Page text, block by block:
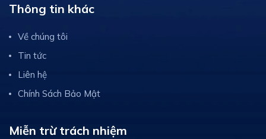
Thông tin khác
Về chúng tôi
Tin tức
Liên hệ
Chính Sách Bảo Mật
Miễn trừ trách nhiệm